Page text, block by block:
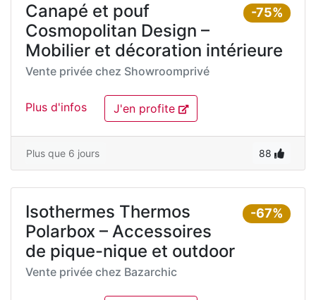
-75%
Canapé et pouf
Cosmopolitan Design –
Mobilier et décoration intérieure
Vente privée chez Showroomprivé
Plus d'infos J'en profite
Plus que 6 jours 88
-67%
Isothermes Thermos
Polarbox – Accessoires
de pique-nique et outdoor
Vente privée chez Bazarchic